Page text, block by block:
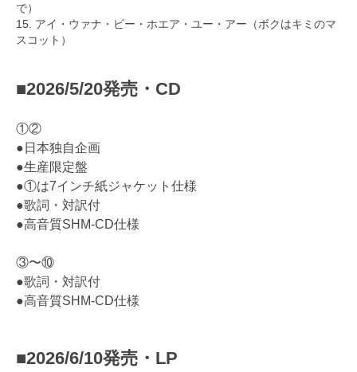
で）
15. アイ・ウァナ・ビー・ホエア・ユー・アー（ボクはキミのマ
スコット）
■2026/5/20発売・CD
①②
●日本独自企画
●生産限定盤
●①は7インチ紙ジャケット仕様
●歌詞・対訳付
●高音質SHM-CD仕様
③〜⑩
●歌詞・対訳付
●高音質SHM-CD仕様
■2026/6/10発売・LP